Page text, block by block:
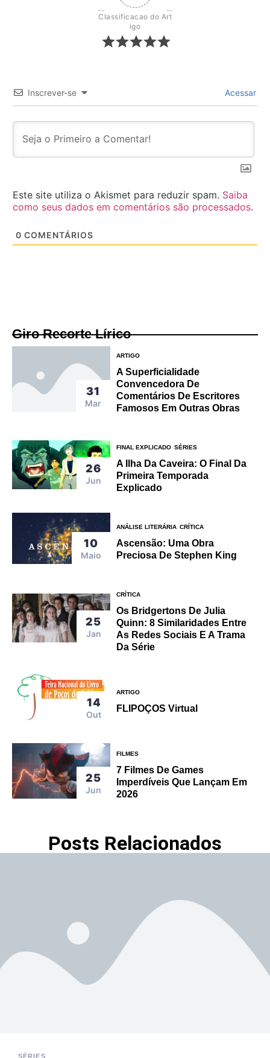
Classificacao do Art
igo
Inscrever-se Acessar
Este site utiliza o Akismet para reduzir spam. Saiba
como seus dados em comentários são processados.
0 COMENTÁRIOS
Giro Recorte Lírico
31
Mar
ARTIGO
A Superficialidade
Convencedora De
Comentários De Escritores
Famosos Em Outras Obras
26
Jun
FINAL EXPLICADO SÉRIES
A Ilha Da Caveira: O Final Da
Primeira Temporada
Explicado
10
Maio
ANÁLISE LITERÁRIA CRÍTICA
Ascensão: Uma Obra
Preciosa De Stephen King
25
Jan
CRÍTICA
Os Bridgertons De Julia
Quinn: 8 Similaridades Entre
As Redes Sociais E A Trama
Da Série
14
Out
ARTIGO
FLIPOÇOS Virtual
25
Jun
FILMES
7 Filmes De Games
Imperdíveis Que Lançam Em
2026
Posts Relacionados
SÉRIES